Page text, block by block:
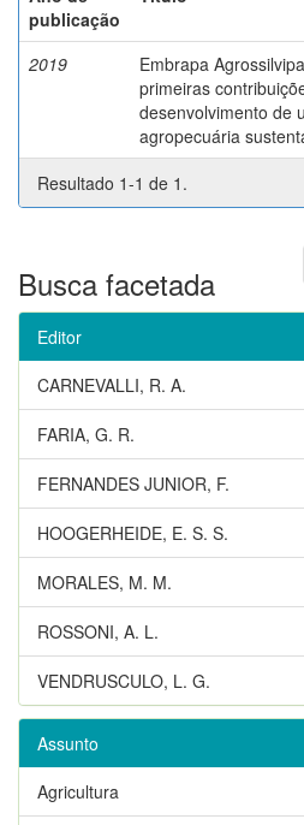
publicação
2019
Embrapa
primeiras
desenvolvimento de
agropecuária
Resultado 1-1 de 1.
Busca facetada
Editor
CARNEVALLI, R. A.
FARIA, G. R.
FERNANDES JUNIOR, F.
HOOGERHEIDE, E. S. S.
MORALES, M. M.
ROSSONI, A. L.
VENDRUSCULO, L. G.
Assunto
Agricultura